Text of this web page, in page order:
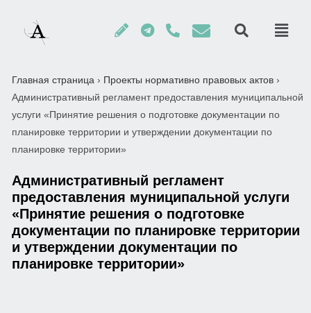
Главная страница › Проекты нормативно правовых актов ›
Административный регламент предоставления муниципальной
услуги «Принятие решения о подготовке документации по
планировке территории и утверждении документации по
планировке территории»
Административный регламент
предоставления муниципальной услуги
«Принятие решения о подготовке
документации по планировке территории
и утверждении документации по
планировке территории»